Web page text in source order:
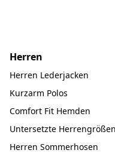
Herren
Herren Lederjacken
Kurzarm Polos
Comfort Fit Hemden
Untersetzte Herrengrößen
Herren Sommerhosen